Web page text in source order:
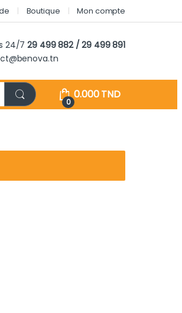
Boutique Mon compte
24/729 499 882 / 29 499 891
0
0.000TND